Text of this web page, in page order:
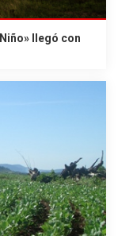
llegó con